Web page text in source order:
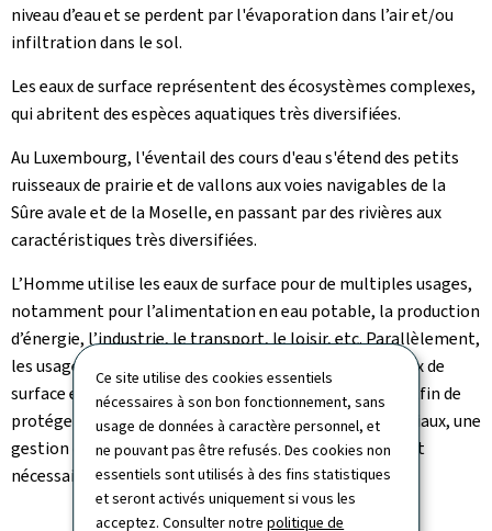
Ce site utilise des cookies essentiels
nécessaires à son bon fonctionnement, sans
usage de données à caractère personnel, et
ne pouvant pas être refusés. Des cookies non
essentiels sont utilisés à des fins statistiques
et seront activés uniquement si vous les
acceptez. Consulter notrepolitique de
niveau d’eau et se perdent par l'évaporation dans l’air et/ou
infiltration dans le sol.
Les eaux de surface représentent des écosystèmes complexes,
qui abritent des espèces aquatiques très diversifiées.
Au Luxembourg, l'éventail des cours d'eau s'étend des petits
ruisseaux de prairie et de vallons aux voies navigables de la
Sûre avale et de la Moselle, en passant par des rivières aux
caractéristiques très diversifiées.
L’Homme utilise les eaux de surface pour de multiples usages,
notamment pour l’alimentation en eau potable, la production
d’énergie, l’industrie, le transport, le loisir, etc. Parallèlement,
les usages anthropiques peuvent altérer l’état des eaux de
surface et engendrer une dégradation de leur qualité. Afin de
protéger la santé de l’Homme et les écosystèmes fluviaux, une
gestion durable et respectueuse des eaux de surface est
nécessaire.